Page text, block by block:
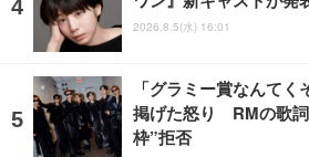
2026.8.5(水) 16:01
「グラミー賞なんて
掲げた怒り RMの歌
枠”拒否